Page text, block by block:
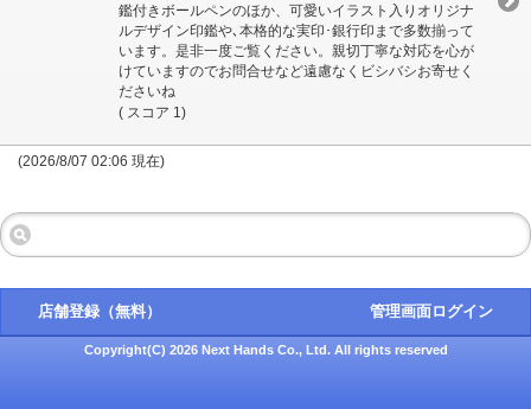
鑑付きボールペンのほか、可愛いイラスト入りオリジナ
ルデザイン印鑑や､本格的な実印･銀行印まで多数揃って
います。是非一度ご覧ください。親切丁寧な対応を心が
けていますのでお問合せなど遠慮なくビシバシお寄せく
ださいね
( スコア 1)
(2026/8/07 02:06 現在)
店舗登録（無料） 管理画面ログイン
Copyright(C) 2026 Next Hands Co., Ltd. All rights reserved